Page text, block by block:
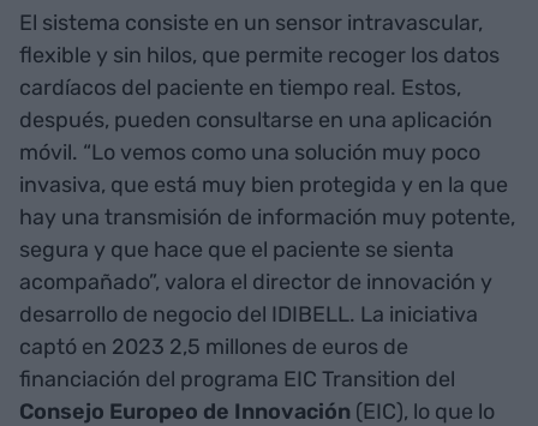
El sistema consiste en un sensor intravascular,
flexible y sin hilos, que permite recoger los datos
cardíacos del paciente en tiempo real. Estos,
después, pueden consultarse en una aplicación
móvil. “Lo vemos como una solución muy poco
invasiva, que está muy bien protegida y en la que
hay una transmisión de información muy potente,
segura y que hace que el paciente se sienta
acompañado”, valora el director de innovación y
desarrollo de negocio del IDIBELL. La iniciativa
captó en 2023 2,5 millones de euros de
financiación del programa EIC Transition del
Consejo Europeo de Innovación (EIC), lo que lo